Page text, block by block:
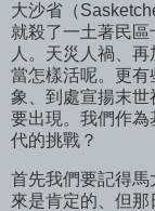
大沙省（
就殺了一土著民
人。天災人禍、
當怎樣活呢。更有
象、到處宣揚末
要出現。我們作
代的挑戰？
首先我們要記得
來是肯定的、但那